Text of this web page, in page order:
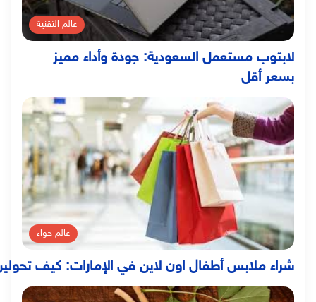
عالم التقنية
لابتوب مستعمل السعودية: جودة وأداء مميز
بسعر أقل
عالم حواء
شراء ملابس أطفال اون لاين في الإمارات: كيف